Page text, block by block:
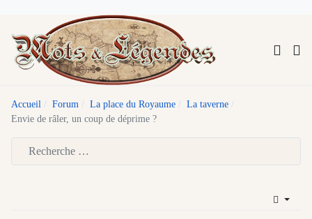
Accueil Forum La place du Royaume
La taverne
Envie de râler, un coup de déprime ?